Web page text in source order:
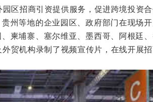
区招商引资提供服务，促进跨境投资
州等地的企业园区、政府部门在现场
柬埔寨、塞尔维亚、墨西哥、阿根廷
贸机构录制了视频宣传片，在线开展